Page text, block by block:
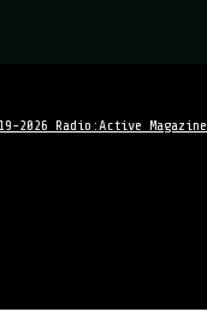
Radio:Active Magazine